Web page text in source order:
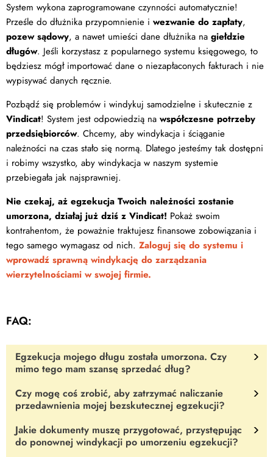
System wykona zaprogramowane czynności automatycznie!
Prześle do dłużnika przypomnienie i wezwanie do zapłaty,
pozew sądowy, a nawet umieści dane dłużnika na giełdzie
długów. Jeśli korzystasz z popularnego systemu księgowego, to
będziesz mógł importować dane o niezapłaconych fakturach i nie
wypisywać danych ręcznie.
Pozbądź się problemów i windykuj samodzielne i skutecznie z
Vindicat! System jest odpowiedzią na współczesne potrzeby
przedsiębiorców. Chcemy, aby windykacja i ściąganie
należności na czas stało się normą. Dlatego jesteśmy tak dostępni
i robimy wszystko, aby windykacja w naszym systemie
przebiegała jak najsprawniej.
Nie czekaj, aż egzekucja Twoich należności zostanie
umorzona, działaj już dziś z Vindicat! Pokaż swoim
kontrahentom, że poważnie traktujesz finansowe zobowiązania i
tego samego wymagasz od nich. Zaloguj się do systemu i
wprowadź sprawną windykację do zarządzania
wierzytelnościami w swojej firmie.
FAQ:
Egzekucja mojego długu została umorzona. Czy
mimo tego mam szansę sprzedać dług?
Tak.Firmy, które zajmują się skupowaniem długów, najpierw
badają zyskowność i dopiero na tej podstawie podejmują decyzję
zakupową.
Czy mogę coś zrobić, aby zatrzymać naliczanie
przedawnienia mojej bezskutecznej egzekucji?
Tak.Jeśli złożysz wniosek o rozpoczęcie egzekucji, tym samym
przerwiesz naliczanie przedawnienia.
Jakie dokumenty muszę przygotować, przystępując
do ponownej windykacji po umorzeniu egzekucji?